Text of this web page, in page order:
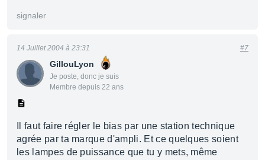
signaler
GillouLyon
Je poste, donc je suis
Membre depuis 22 ans
14 Juillet 2004 à 23:31 #7
Il faut faire régler le bias par une station technique
agrée par ta marque d'ampli. Et ce quelques soient
les lampes de puissance que tu y mets, même